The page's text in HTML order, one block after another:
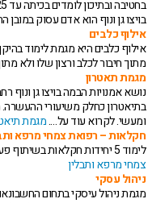
בויצו גן ונוף הוא אדם עסוק במובן
אילוף כלבים
מתוך חיבור לכלב ורצון שלו ולא
מגמת תאטרון
נושא אמנויות הבמה בויצו גן
ומעשי. לקרוא עוד על….מגמת
חקלאות – רפואת צמחי מרפא
לימוד 5 יחידות חקלאות בשיתוף פעולה אקדמי עם מכללת מדיטבע. הבסיס הלימודי הוא חקלאות והבוטניקה. יוצאים לסיורים ולהרצאות. לקרוא עוד על…
צמחי מרפא ותבלין
ניהול עסקי